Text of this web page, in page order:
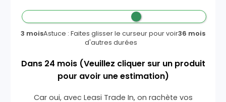
3 moisAstuce : Faites glisser le curseur pour voir
d'autres durées
36 mois
Dans 24 mois (Veuillez cliquer sur un produit
pour avoir une estimation)
Car oui, avec Leasi Trade In, on rachète vos